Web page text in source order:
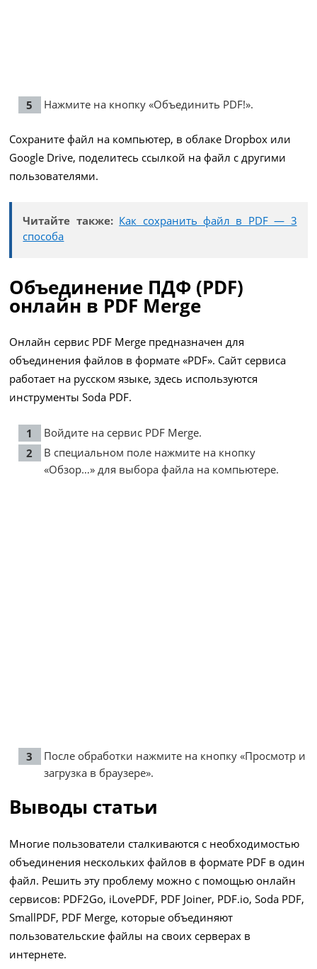
Нажмите на кнопку «Объединить PDF!».
Сохраните файл на компьютер, в облаке Dropbox или
Google Drive, поделитесь ссылкой на файл с другими
пользователями.
Читайте также: Как сохранить файл в PDF — 3
способа
Объединение ПДФ (PDF)
онлайн в PDF Merge
Онлайн сервис PDF Merge предназначен для
объединения файлов в формате «PDF». Сайт сервиса
работает на русском языке, здесь используются
инструменты Soda PDF.
Войдите на сервис PDF Merge.
В специальном поле нажмите на кнопку
«Обзор…» для выбора файла на компьютере.
После обработки нажмите на кнопку «Просмотр и
загрузка в браузере».
Выводы статьи
Многие пользователи сталкиваются с необходимостью
объединения нескольких файлов в формате PDF в один
файл. Решить эту проблему можно с помощью онлайн
сервисов: PDF2Go, iLovePDF, PDF Joiner, PDF.io, Soda PDF,
SmallPDF, PDF Merge, которые объединяют
пользовательские файлы на своих серверах в
интернете.